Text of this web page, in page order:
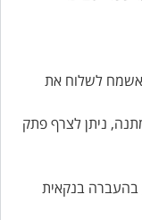
אשמח לשלוח את
ניתן לצרף פתק
בהעברה בנקאית